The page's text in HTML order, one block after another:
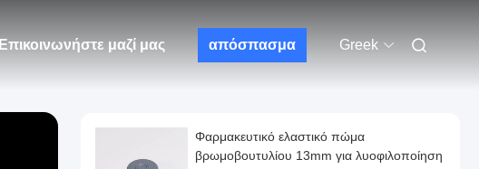
Επικοινωνήστε μαζί μας απόσπασμα Greek
Φαρμακευτικό ελαστικό πώμα
βρωμοβουτυλίου 13mm για λυοφιλοποίηση